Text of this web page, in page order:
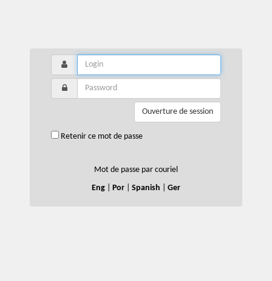
Ouverture de session
Retenir ce mot de passe
Mot de passe par couriel
Eng
Por Spanish Ger